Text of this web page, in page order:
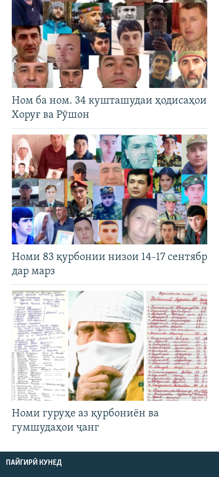
Ном ба ном. 34 кушташудаи ҳодисаҳои
Хоруғ ва Рӯшон
Номи 83 қурбонии низои 14-17 сентябр
дар марз
Номи гуруҳе аз қурбониён ва
гумшудаҳои ҷанг
ПАЙГИРӢ КУНЕД